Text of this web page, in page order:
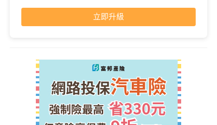
立即升級